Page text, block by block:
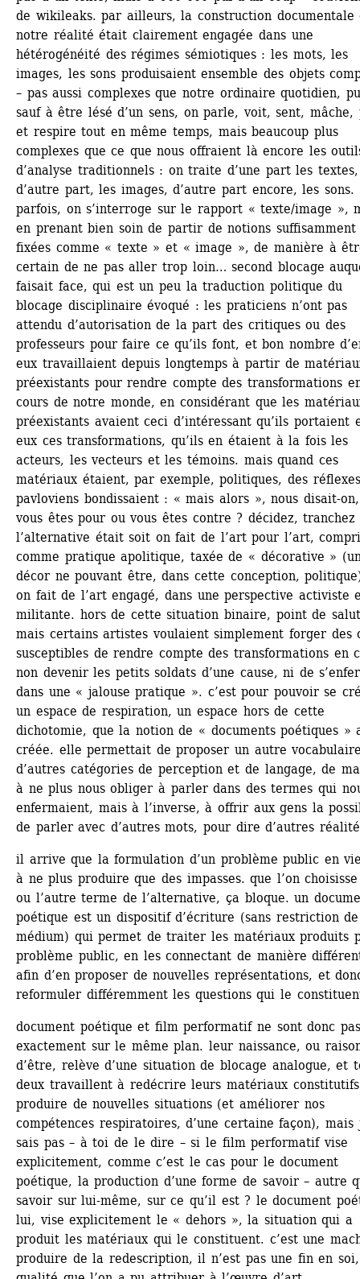
de wikileaks. par ailleurs, la construction documentale
notre réalité était clairement engagée dans une
hétérogénéité des régimes sémiotiques : les mots, les
images, les sons produisaient ensemble des objets
– pas aussi complexes que notre ordinaire quotidien,
sauf à être lésé d’un sens, on parle, voit, sent, mâche,
et respire tout en même temps, mais beaucoup plus
complexes que ce que nous offraient là encore les
d’analyse traditionnels : on traite d’une part les textes,
d’autre part, les images, d’autre part encore, les sons.
parfois, on s’interroge sur le rapport « texte/image »,
en prenant bien soin de partir de notions suffisamment
fixées comme « texte » et « image », de manière à
certain de ne pas aller trop loin… second blocage
faisait face, qui est un peu la traduction politique du
blocage disciplinaire évoqué : les praticiens n’ont pas
attendu d’autorisation de la part des critiques ou des
professeurs pour faire ce qu’ils font, et bon nombre
eux travaillaient depuis longtemps à partir de
préexistants pour rendre compte des transformations
cours de notre monde, en considérant que les
préexistants avaient ceci d’intéressant qu’ils portaient
eux ces transformations, qu’ils en étaient à la fois les
acteurs, les vecteurs et les témoins. mais quand ces
matériaux étaient, par exemple, politiques, des réflexes
pavloviens bondissaient : « mais alors », nous disait-
vous êtes pour ou vous êtes contre ? décidez,
l’alternative était soit on fait de l’art pour l’art,
comme pratique apolitique, taxée de « décorative »
décor ne pouvant être, dans cette conception,
on fait de l’art engagé, dans une perspective activiste
militante. hors de cette situation binaire, point de
mais certains artistes voulaient simplement forger des
susceptibles de rendre compte des transformations en
non devenir les petits soldats d’une cause, ni de
dans une « jalouse pratique ». c’est pour pouvoir se
un espace de respiration, un espace hors de cette
dichotomie, que la notion de « documents poétiques »
créée. elle permettait de proposer un autre
d’autres catégories de perception et de langage, de
à ne plus nous obliger à parler dans des termes qui
enfermaient, mais à l’inverse, à offrir aux gens la
de parler avec d’autres mots, pour dire d’autres
il arrive que la formulation d’un problème public en
à ne plus produire que des impasses. que l’on choisisse
ou l’autre terme de l’alternative, ça bloque. un
poétique est un dispositif d’écriture (sans restriction de
médium) qui permet de traiter les matériaux produits
problème public, en les connectant de manière
afin d’en proposer de nouvelles représentations, et
reformuler différemment les questions qui le
document poétique et film performatif ne sont donc pas
exactement sur le même plan. leur naissance, ou
d’être, relève d’une situation de blocage analogue, et
deux travaillent à redécrire leurs matériaux
produire de nouvelles situations (et améliorer nos
compétences respiratoires, d’une certaine façon), mais
sais pas – à toi de le dire – si le film performatif vise
explicitement, comme c’est le cas pour le document
poétique, la production d’une forme de savoir – autre
savoir sur lui-même, sur ce qu’il est ? le document
lui, vise explicitement le « dehors », la situation qui a
produit les matériaux qui le constituent. c’est une
produire de la redescription, il n’est pas une fin en soi,